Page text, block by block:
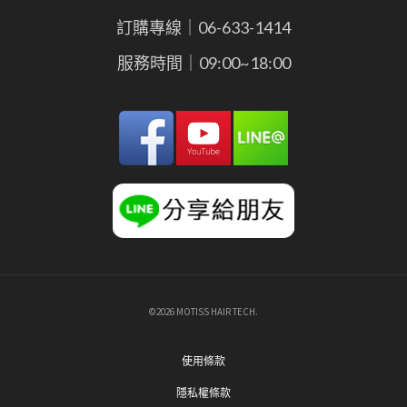
訂購專線｜06-633-1414
服務時間｜09:00~18:00
©2026 MOTISS HAIR TECH.
使用條款
隱私權條款